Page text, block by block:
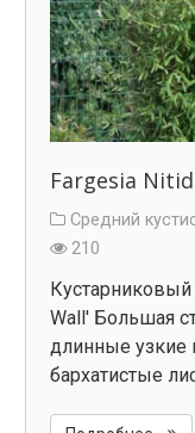
Fargesia
Средний
210
Wall' Большая
длинные узкие
бархатистые